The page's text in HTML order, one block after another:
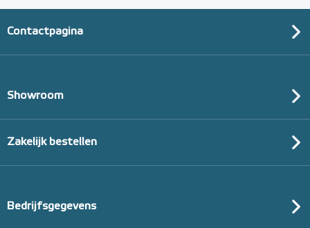
Contactpagina
Showroom
Zakelijk bestellen
Bedrijfsgegevens